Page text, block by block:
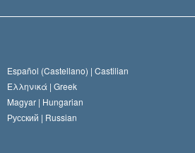
Español (Castellano) | Castilian
Ελληνικά | Greek
Magyar | Hungarian
Русский | Russian